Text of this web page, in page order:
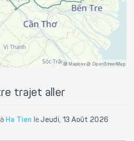
@ Mapbox @ OpenStreetMap
trajet aller
à Ha Tien leJeudi, 13 Août 2026